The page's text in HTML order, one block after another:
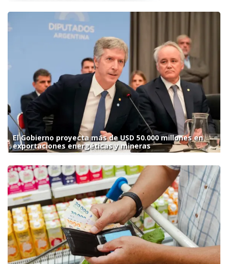
El Gobierno proyecta más de USD 50.000 millones en
exportaciones energéticas y mineras